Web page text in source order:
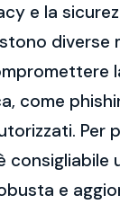
e la
diverse
come
Per
consigliabile
e